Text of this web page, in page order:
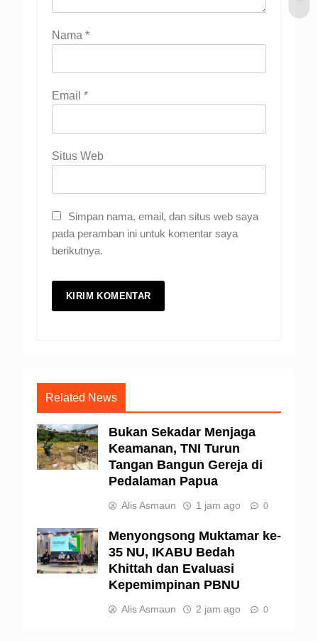
Nama *
Email *
Situs Web
Simpan nama, email, dan situs web saya
pada peramban ini untuk komentar saya
berikutnya.
Related News
Bukan Sekadar Menjaga
Keamanan, TNI Turun
Tangan Bangun Gereja di
Pedalaman Papua
Alis Asmaun 1 jam ago 0
Menyongsong Muktamar ke-
35 NU, IKABU Bedah
Khittah dan Evaluasi
Kepemimpinan PBNU
Alis Asmaun 2 jam ago 0